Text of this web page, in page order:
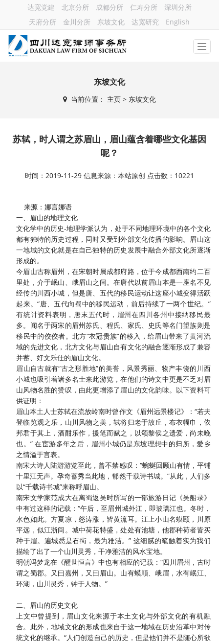
达宽党建 北京分所 成都分所 仁寿分所
深圳分所
天府分所
金川分所 东坡文化 达宽研究 English
东坡文化
当前位置： 主页> 东坡文化
苏轼，时人谓之苏眉山，眉山蕴含着哪些文化基因
呢？
时间：2019-11-29 信息来源：本站原创 点击数：10221
来源：娜言娜语
一、眉山的地理文化
文化学中的历史-地理学派认为，处于不同地理环境中的各个文化
都有独特的历史过程，同时又受到外部文化传播的影响。眉山这
一地域的文化就是在自己独特的历史发展中融合外部文化所逐渐
形成的。
今眉山古称眉州，在宋朝时属成都府路，位于今成都西南约二百
里处，介于岷山、峨眉山之间。在唐代以前眉山本是一座名不见
经传的川西小城，但是唐、五代的移民运动让这座小城变得活跃
起来。“唐、五代向蜀中的移民运动，前后持续了一两个世纪。”
有统计资料表明，唐末五代时，眉州在四川各州中接纳移民最
多。闻名于两宋的眉州苏氏、程氏、家氏、史氏等名门望族则是
移民中的佼佼者。北方“衣冠贵族”的移入，给眉山带来了黄河流
域的先进文化，北方文化与眉山自有文化的融合逐渐形成了兼容
并蓄、好文乐仕的眉山文化。
眉山自古就有“古之形胜地”的美誉，风景秀丽、物产丰饶的川西
小城也吸引着诸多名士来此游览，在他们的诗文中更是不乏对眉
山风物名胜的赞叹，由此更增添了眉山的文化韵味。以下资料可
供证明：
眉山本土人士苏轼在流放岭南时曾作文《眉州远景楼记》： “若夫
登临览观之乐，山川风物之美，轼将归老于故丘，布衣幅巾，依
邦君于其上，酒酣乐作，援笔而赋之，以颂黎侯之遗爱，尚未晚
也。” 在宦游多年之后，眉州小城仍是东坡理想中的归所，爱乡
之情溢于言表。
南宋大诗人陆游游览至此，曾不禁感叹： “蜿蜒回顾山有情，平铺
十里江无声。孕奇蓄秀当此地，郁然千载诗书城。”从此，人们多
以“千载诗书城”来称呼眉山。
南宋文学家范成大在离蜀返吴时所写的一部旅游日记《吴船录》
中有过这样的记载：“午后，至眉州城外江，即玻璃江也。冬时，
水色如此。方夏凉，怒涛涨，皆黄流耳。江上小山名蟆颐，川原
平远，似江浙间。城中荷花特盛，处处有池塘，他郡种荷者皆买
种于眉。遍城悉是石街，最为雅洁。” 这细腻的笔触着实为我们
描绘了出了一个山川灵秀，干净雅洁的风水宝地。
明朝冯梦龙在《醒世恒言》中也有相应的记载： “四川眉州，古时
谓之蜀郡。又曰嘉州，又曰眉山。山有蟆顺、峨眉，水有岷江、
环湖，山川灵秀，钟于人物。”
二、眉山的历史文化
上文中曾提到，眉山文化来源于本土文化与外部文化的有机融
合。此外，地域文化的形成也来自于这一地域在历史沿革中对传
统文化的继承。“人们创造自己的历史，但是他们并不是随心所欲